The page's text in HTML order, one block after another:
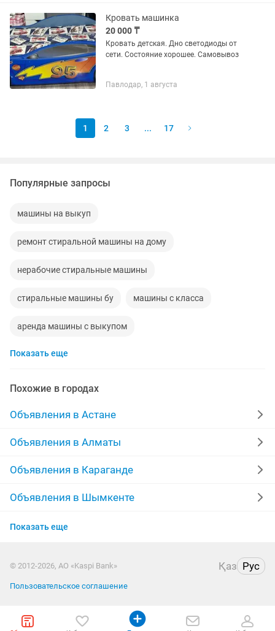
Кровать машинка
20 000 ₸
Кровать детская. Дно светодиоды от
сети. Состояние хорошее. Самовывоз
Павлодар, 1 августа
1 2 3 ... 17
Популярные запросы
машины на выкуп
ремонт стиральной машины на дому
нерабочие стиральные машины
стиральные машины бу машины с класса
аренда машины с выкупом
запчасти стиральной машины
стиральные машины полуавтомат б у
водители машины компании
машины легковые швейние машины
радиаторы машины
Показать еще
Похожие в городах
Объявления в Астане
Объявления в Алматы
Объявления в Караганде
Объявления в Шымкенте
Объявления в Усть-Каменогорске
Объявления в Актау
Показать еще
© 2012-2026, АО «Kaspi Bank» Қаз Рус
Пользовательское соглашение